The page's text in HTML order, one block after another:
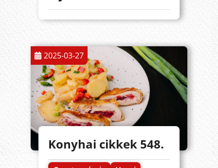
2025-03-27
Konyhai cikkek 548.